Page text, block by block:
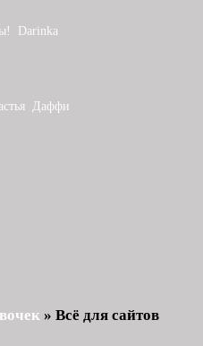
Darinka
Даффи
» Всё для сайтов